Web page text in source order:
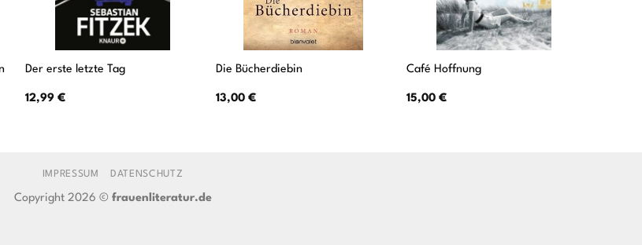
Der erste letzte Tag
12,99 €
Die Bücherdiebin
13,00 €
Café Hoffnung
15,00 €
IMPRESSUM DATENSCHUTZ
Copyright 2026 © frauenliteratur.de